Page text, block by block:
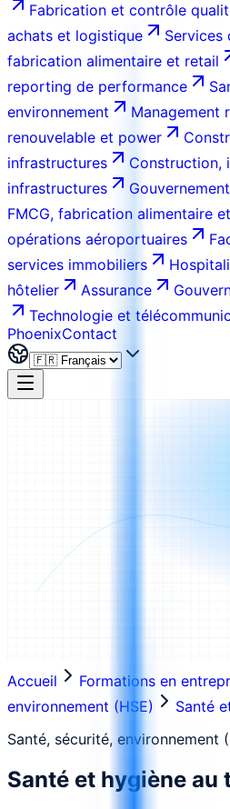
Fabrication et contrôle
achats et logistique
Services
fabrication alimentaire et retail
reporting de performance
environnement
Management
renouvelable et power
infrastructures
Construction,
infrastructures
FMCG, fabrication alimentaire
opérations aéroportuaires
services immobiliers
hôtelier
Assurance
Technologie et
PhoenixContact
Accueil Formations en
environnement (HSE)
Santé
Santé, sécurité, environnement
Santé et hygiène au